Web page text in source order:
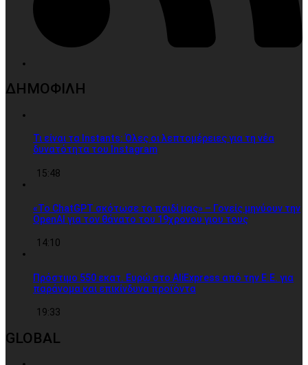
ΔΗΜΟΦΙΛΗ
Τι είναι τα Instants: Όλες οι λεπτομέρειες για τη νέα
δυνατότητα του Instagram
15:48
«Το ChatGPT σκότωσε το παιδί μας» – Γονείς μηνύουν την
OpenAI για τον θάνατο του 19χρονου γιου τους
14:10
Πρόστιμο 550 εκατ. Ευρώ στο AliExpress από την Ε.Ε. για
παράνομα και επικίνδυνα προϊόντα
19:33
GLOBAL